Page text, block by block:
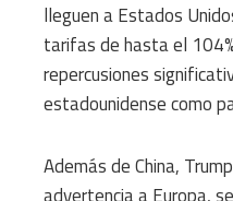
lleguen a Estados
tarifas de hasta el
repercusiones
estadounidense como
Además de China,